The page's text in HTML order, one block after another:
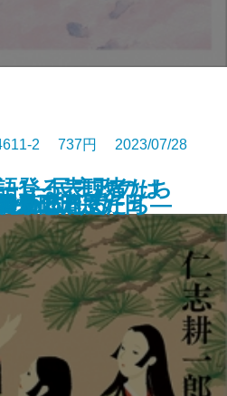
〔上〕
〔下〕
るとき
果の刀
登る表現者たち
2 737円 2023/07/28
愛した女たち―
1―民主政のは
日日是好日
いる
れ
めに
か忘れる